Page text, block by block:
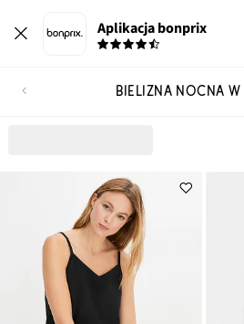
Aplikacja bonprix
BIELIZNA NOCNA W